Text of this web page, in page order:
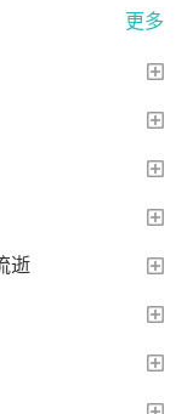
更多
逝